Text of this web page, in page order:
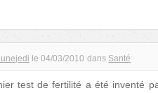
le 04/03/2010 dans Santé
test de fertilité a été inventé